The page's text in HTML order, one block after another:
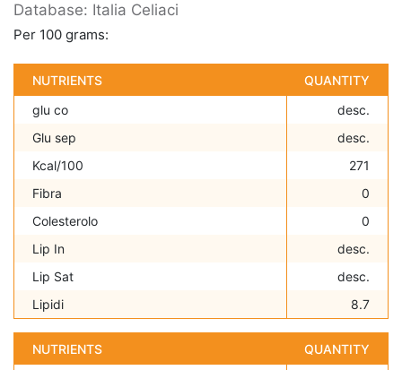
Database: Italia Celiaci
Per 100 grams:
NUTRIENTS
QUANTITY
glu co
desc.
Glu sep
desc.
Kcal/100
271
Fibra
0
Colesterolo
0
Lip In
desc.
Lip Sat
desc.
Lipidi
8.7
NUTRIENTS
QUANTITY